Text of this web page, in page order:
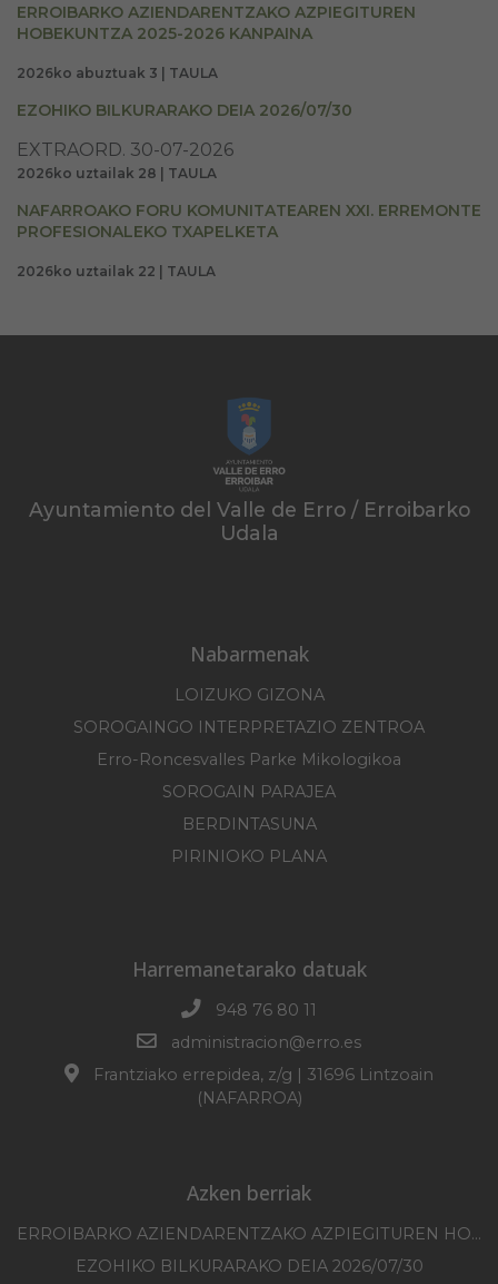
ERROIBARKO AZIENDARENTZAKO AZPIEGITUREN
HOBEKUNTZA 2025-2026 KANPAINA
2026ko abuztuak 3 | TAULA
EZOHIKO BILKURARAKO DEIA 2026/07/30
EXTRAORD. 30-07-2026
2026ko uztailak 28 | TAULA
NAFARROAKO FORU KOMUNITATEAREN XXI. ERREMONTE
PROFESIONALEKO TXAPELKETA
2026ko uztailak 22 | TAULA
Ayuntamiento del Valle de Erro / Erroibarko
Udala
Nabarmenak
LOIZUKO GIZONA
SOROGAINGO INTERPRETAZIO ZENTROA
Erro-Roncesvalles Parke Mikologikoa
SOROGAIN PARAJEA
BERDINTASUNA
PIRINIOKO PLANA
Harremanetarako datuak
948 76 80 11
administracion@erro.es
Frantziako errepidea, z/g | 31696 Lintzoain
(NAFARROA)
Azken berriak
ERROIBARKO AZIENDARENTZAKO AZPIEGITUREN HOBEKUNTZA 2025-2026 KANPAINA
EZOHIKO BILKURARAKO DEIA 2026/07/30